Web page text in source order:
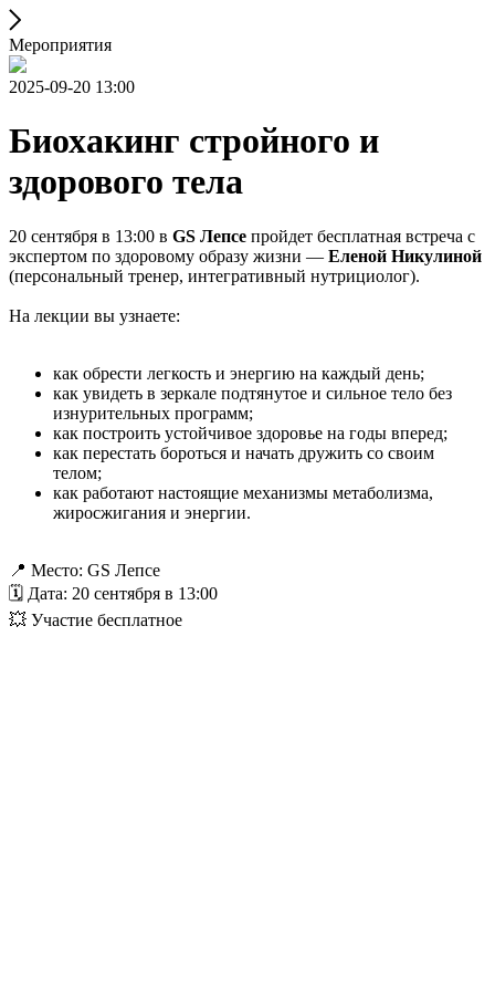
Мероприятия
2025-09-20 13:00
Биохакинг стройного и
здорового тела
20 сентября в 13:00 в GS Лепсе пройдет бесплатная встреча с
экспертом по здоровому образу жизни — Еленой Никулиной
(персональный тренер, интегративный нутрициолог).
На лекции вы узнаете:
как обрести легкость и энергию на каждый день;
как увидеть в зеркале подтянутое и сильное тело без
изнурительных программ;
как построить устойчивое здоровье на годы вперед;
как перестать бороться и начать дружить со своим
телом;
как работают настоящие механизмы метаболизма,
жиросжигания и энергии.
📍 Место: GS Лепсе
🗓 Дата: 20 сентября в 13:00
💥 Участие бесплатное